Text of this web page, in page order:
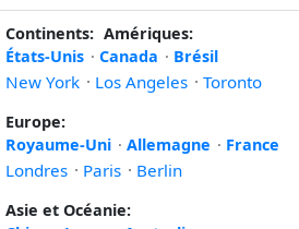
Continents: Amériques:
États-Unis · Canada · Brésil
New York · Los Angeles · Toronto
Europe:
Royaume-Uni · Allemagne · France
Londres · Paris · Berlin
Asie et Océanie: